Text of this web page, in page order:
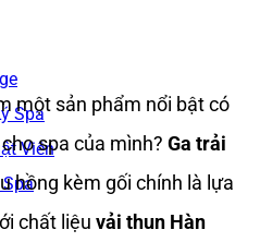
Spa
Viên
một sản phẩm nổi bật có
spa của mình? Ga trải
hồng kèm gối chính là lựa
chất liệu vải thun Hàn